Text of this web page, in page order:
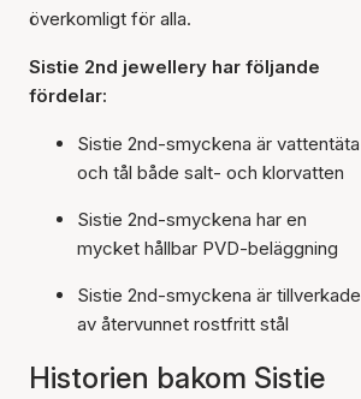
överkomligt för alla.
Sistie 2nd jewellery har följande
fördelar:
Sistie 2nd-smyckena är vattentäta
och tål både salt- och klorvatten
Sistie 2nd-smyckena har en
mycket hållbar PVD-beläggning
Sistie 2nd-smyckena är tillverkade
av återvunnet rostfritt stål
Historien bakom Sistie